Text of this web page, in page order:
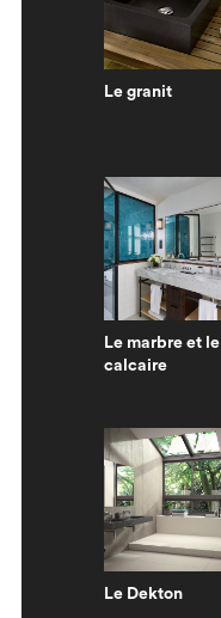
Le granit
Le marbre et le
calcaire
Le Dekton